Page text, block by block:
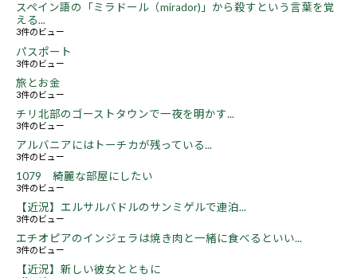
スペイン語の「ミラドール（mirador)」から殺すという言葉を覚
える...
3件のビュー
パスポート
3件のビュー
旅とお金
3件のビュー
チリ北部のゴーストタウンで一夜を明かす...
3件のビュー
アルバニアにはトーチカが残っている...
3件のビュー
1079 綺麗な部屋にしたい
3件のビュー
【近況】エルサルバドルのサンミゲルで連泊...
3件のビュー
エチオピアのインジェラは焼き肉と一緒に食べるといい...
3件のビュー
【近況】新しい彼女とともに